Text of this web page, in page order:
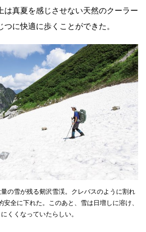
は真夏を感じさせない天然のクーラー
に快適に歩くことができた。
の雪が残る剱沢雪渓。クレバスのように割れ
安全に下れた。このあと、雪は日増しに溶け、
くくなっていたらしい。